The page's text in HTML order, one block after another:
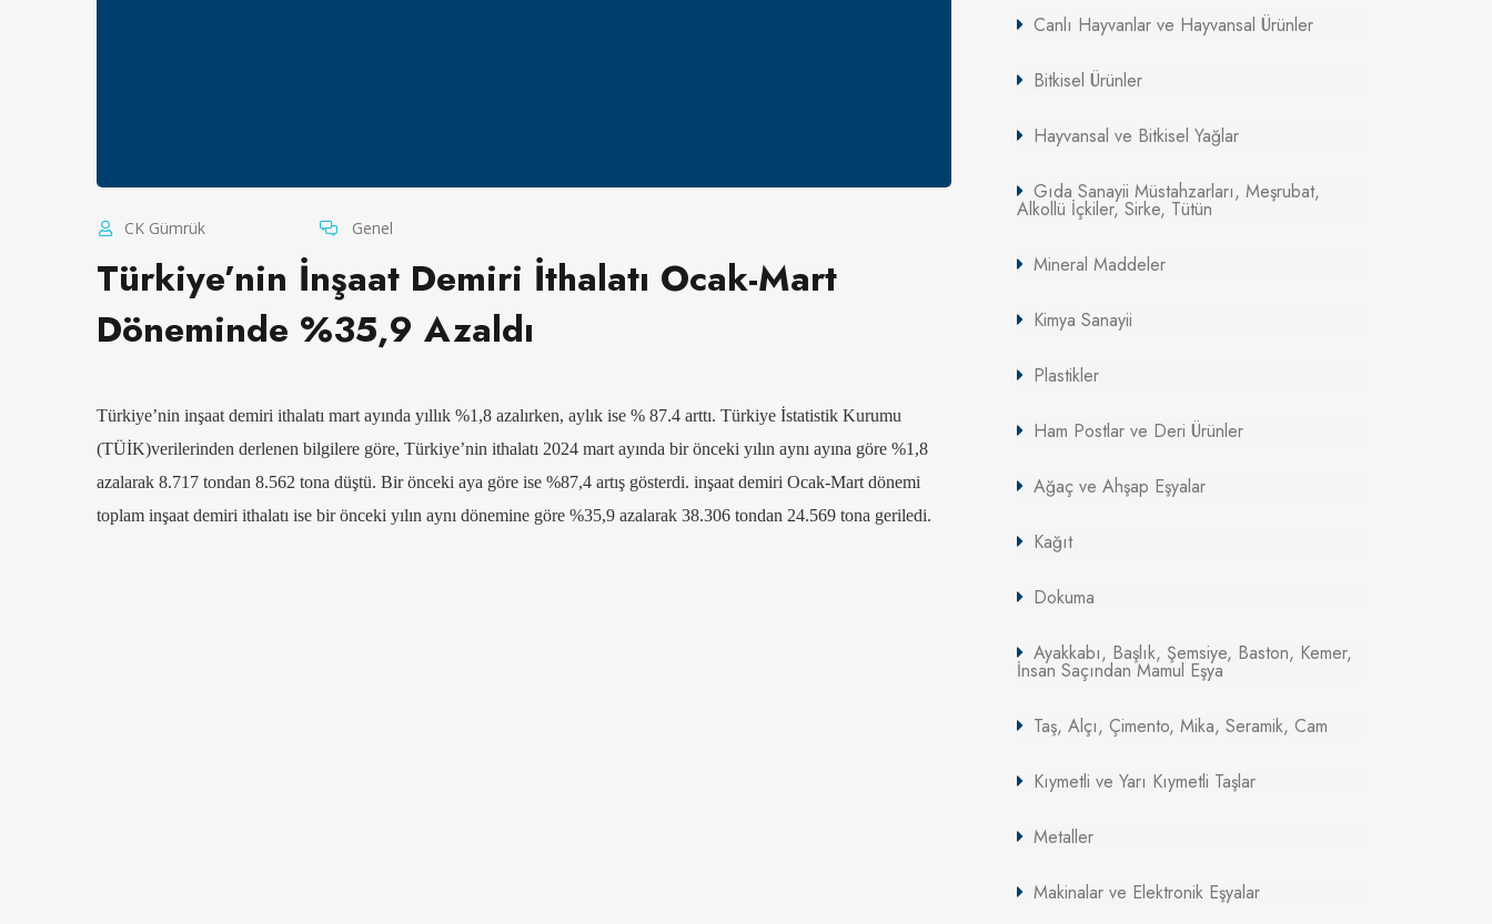
CK Gümrük Genel
Türkiye’nin İnşaat Demiri İthalatı Ocak-Mart
Döneminde %35,9 Azaldı
Türkiye’nin inşaat demiri ithalatı mart ayında yıllık %1,8 azalırken, aylık ise % 87.4 arttı. Türkiye İstatistik Kurumu
(TÜİK)verilerinden derlenen bilgilere göre, Türkiye’nin ithalatı 2024 mart ayında bir önceki yılın aynı ayına göre %1,8
azalarak 8.717 tondan 8.562 tona düştü. Bir önceki aya göre ise %87,4 artış gösterdi. inşaat demiri Ocak-Mart dönemi
toplam inşaat demiri ithalatı ise bir önceki yılın aynı dönemine göre %35,9 azalarak 38.306 tondan 24.569 tona geriledi.
Canlı Hayvanlar ve Hayvansal Ürünler
Bitkisel Ürünler
Hayvansal ve Bitkisel Yağlar
Gıda Sanayii Müstahzarları, Meşrubat,
Alkollü İçkiler, Sirke, Tütün
Mineral Maddeler
Kimya Sanayii
Plastikler
Ham Postlar ve Deri Ürünler
Ağaç ve Ahşap Eşyalar
Kağıt
Dokuma
Ayakkabı, Başlık, Şemsiye, Baston, Kemer,
İnsan Saçından Mamul Eşya
Taş, Alçı, Çimento, Mika, Seramik, Cam
Kıymetli ve Yarı Kıymetli Taşlar
Metaller
Makinalar ve Elektronik Eşyalar